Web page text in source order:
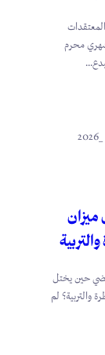
شهري محرم
ميزان
حين يختل
والتربية؟ لم